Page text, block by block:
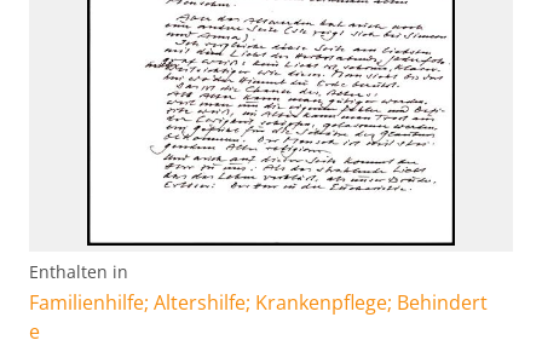
Enthalten in
Familienhilfe; Altershilfe; Krankenpflege; Behindert
e